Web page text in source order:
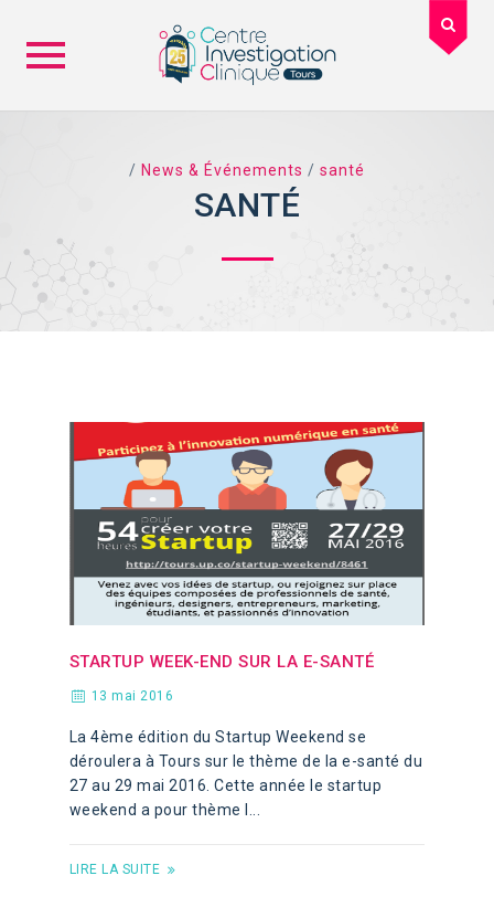
/ News & Événements / santé
TAG ARCHIVES:
SANTÉ
STARTUP WEEK-END SUR LA E-SANTÉ
13 mai 2016
La 4ème édition du Startup Weekend se
déroulera à Tours sur le thème de la e-santé du
27 au 29 mai 2016. Cette année le startup
weekend a pour thème l...
LIRE LA SUITE